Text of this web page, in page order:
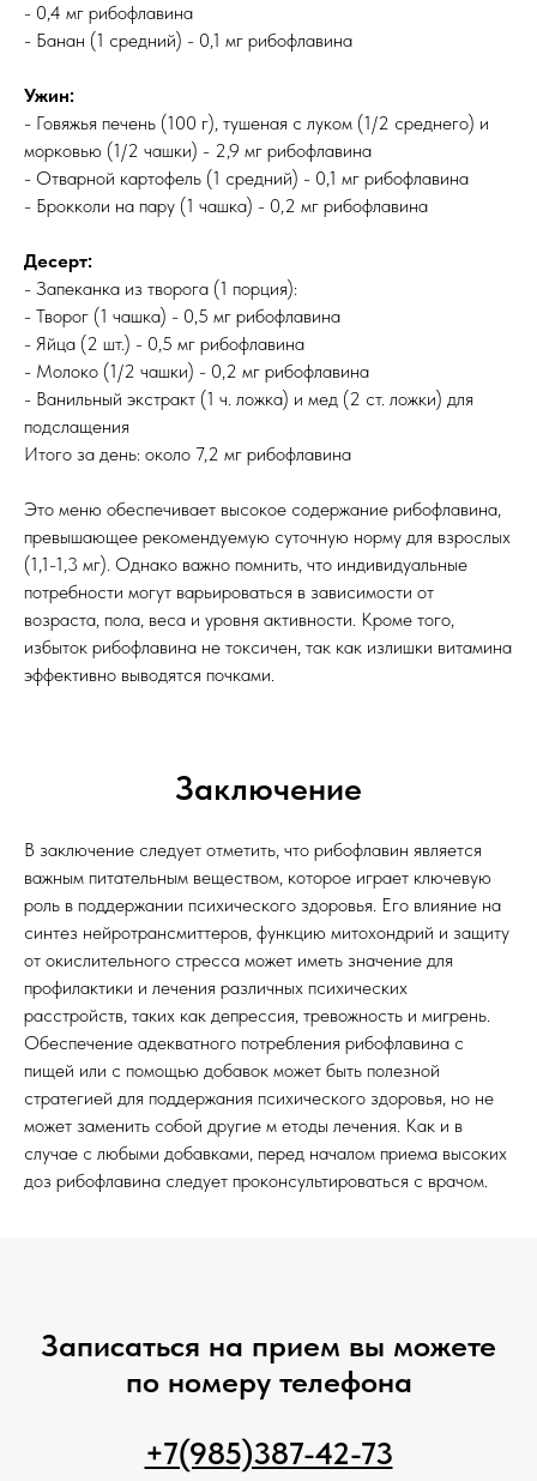
- 0,4 мг рибофлавина
- Банан (1 средний) - 0,1 мг рибофлавина
Ужин:
- Говяжья печень (100 г), тушеная с луком (1/2 среднего) и
морковью (1/2 чашки) - 2,9 мг рибофлавина
- Отварной картофель (1 средний) - 0,1 мг рибофлавина
- Брокколи на пару (1 чашка) - 0,2 мг рибофлавина
Десерт:
- Запеканка из творога (1 порция):
- Творог (1 чашка) - 0,5 мг рибофлавина
- Яйца (2 шт.) - 0,5 мг рибофлавина
- Молоко (1/2 чашки) - 0,2 мг рибофлавина
- Ванильный экстракт (1 ч. ложка) и мед (2 ст. ложки) для
подслащения
Итого за день: около 7,2 мг рибофлавина
Это меню обеспечивает высокое содержание рибофлавина,
превышающее рекомендуемую суточную норму для взрослых
(1,1-1,3 мг). Однако важно помнить, что индивидуальные
потребности могут варьироваться в зависимости от
возраста, пола, веса и уровня активности. Кроме того,
избыток рибофлавина не токсичен, так как излишки витамина
эффективно выводятся почками.
Заключение
В заключение следует отметить, что рибофлавин является
важным питательным веществом, которое играет ключевую
роль в поддержании психического здоровья. Его влияние на
синтез нейротрансмиттеров, функцию митохондрий и защиту
от окислительного стресса может иметь значение для
профилактики и лечения различных психических
расстройств, таких как депрессия, тревожность и мигрень.
Обеспечение адекватного потребления рибофлавина с
пищей или с помощью добавок может быть полезной
стратегией для поддержания психического здоровья, но не
может заменить собой другие м етоды лечения. Как и в
случае с любыми добавками, перед началом приема высоких
доз рибофлавина следует проконсультироваться с врачом.
Записаться на прием вы можете
по номеру телефона
+7(985)387-42-73